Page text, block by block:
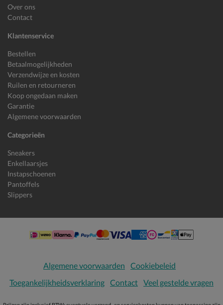
Over ons
Contact
Klantenservice
Bestellen
Betaalmogelijkheden
Verzendwijze en kosten
Ruilen en retourneren
Koop ongedaan maken
Garantie
Algemene voorwaarden
Categorieën
Sneakers
Enkellaarsjes
Instapschoenen
Pantoffels
Slippers
Algemene voorwaarden
Cookiebeleid
Toegankelijkheidsverklaring Contact Veel gestelde vragen